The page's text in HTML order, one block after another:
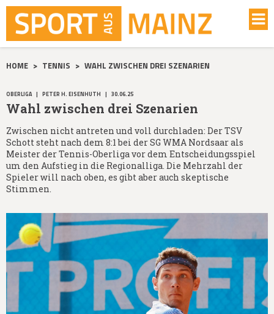
HOME > TENNIS > WAHL ZWISCHEN DREI SZENARIEN
OBERLIGA | PETER H. EISENHUTH | 30.06.25
Wahl zwischen drei Szenarien
Zwischen nicht antreten und voll durchladen: Der TSV
Schott steht nach dem 8:1 bei der SG WMA Nordsaar als
Meister der Tennis-Oberliga vor dem Entscheidungsspiel
um den Aufstieg in die Regionalliga. Die Mehrzahl der
Spieler will nach oben, es gibt aber auch skeptische
Stimmen.